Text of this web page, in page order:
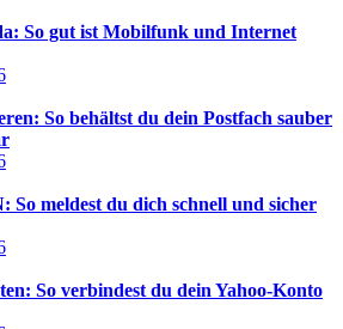
So gut ist Mobilfunk und Internet
So behältst du dein Postfach sauber
So meldest du dich schnell und sicher
So verbindest du dein Yahoo-Konto